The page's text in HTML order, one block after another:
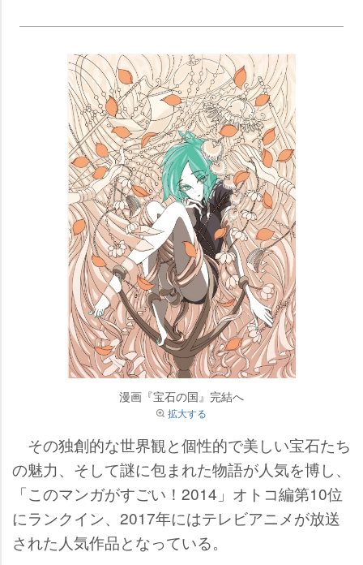
漫画『宝石の国』完結へ
拡大する
その独創的な世界観と個性的で美しい宝石たち
の魅力、そして謎に包まれた物語が人気を博し、
「このマンガがすごい！2014」オトコ編第10位
にランクイン、2017年にはテレビアニメが放送
された人気作品となっている。